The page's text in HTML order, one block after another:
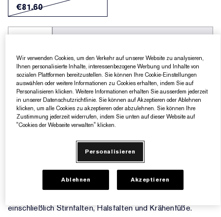
€81.60
5 Geschenke gratis ab einem Einkaufswert von
160€​
Produktdetails
Kaschiert verschiedene Arten von Falten: reduziert das
Erscheinungsbild von 9 Arten Linien und Falten in allen drei
Schlüsselbereichen des Gesichts.
In nur 2 Wochen werden Sie einen signifikanten
einschließlich Stirnfalten, Halsfalten und Krähenfüße.
Wir verwenden Cookies, um den Verkehr auf unserer Website zu analysieren,
Ihnen personalisierte Inhalte, interessenbezogene Werbung und Inhalte von
sozialen Plattformen bereitzustellen. Sie können Ihre Cookie-Einstellungen
auswählen oder weitere Informationen zu Cookies erhalten, indem Sie auf
Personalisieren klicken. Weitere Informationen erhalten Sie ausserdem jederzeit
in unserer Datenschutzrichtlinie. Sie können auf Akzeptieren oder Ablehnen
klicken, um alle Cookies zu akzeptieren oder abzulehnen. Sie können Ihre
Zustimmung jederzeit widerrufen, indem Sie unten auf dieser Website auf
"Cookies der Webseite verwalten" klicken.
Personalisieren
Ablehnen Akzeptieren